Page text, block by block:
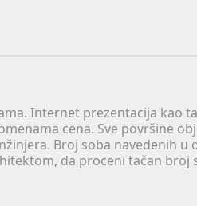
Internet prezentacija kao
cena. Sve površine
Broj soba navedenih u
da proceni tačan broj